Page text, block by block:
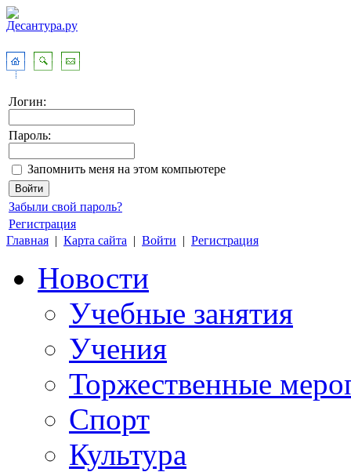
Логин:
Пароль:
Запомнить меня на этом компьютере
Забыли свой пароль?
Регистрация
Главная | Карта сайта | Войти | Регистрация
Новости
Учебные занятия
Учения
Торжественные
Спорт
Культура